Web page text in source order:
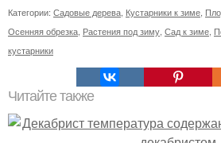
Категории: Садовые дерева Кустарники к зиме
Осенняя обрезка Растения под зиму Сад к зиме
кустарники
Читайте также